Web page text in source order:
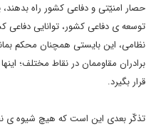
حصار امنیّتی و دفاعی کشور راه
توسعه ی دفاعی کشور، توانایی
نظامی، این بایستی همچنان محکم
برادران مقاوممان در نقاط مختلف؛
قرار بگیرد.
تذکّر بعدی این است که هیچ شیوه ی